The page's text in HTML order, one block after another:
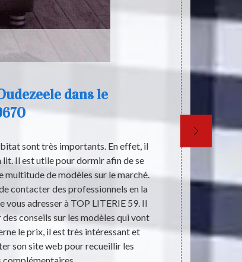
dans le
sont très importants. En effet, il
Il est utile pour dormir afin de se
de modèles sur le marché.
contacter des professionnels en la
vous adresser à TOP LITERIE 59. Il
conseils sur les modèles qui vont
le prix, il est très intéressant et
son site web pour recueillir les
Le
même.
et la literie